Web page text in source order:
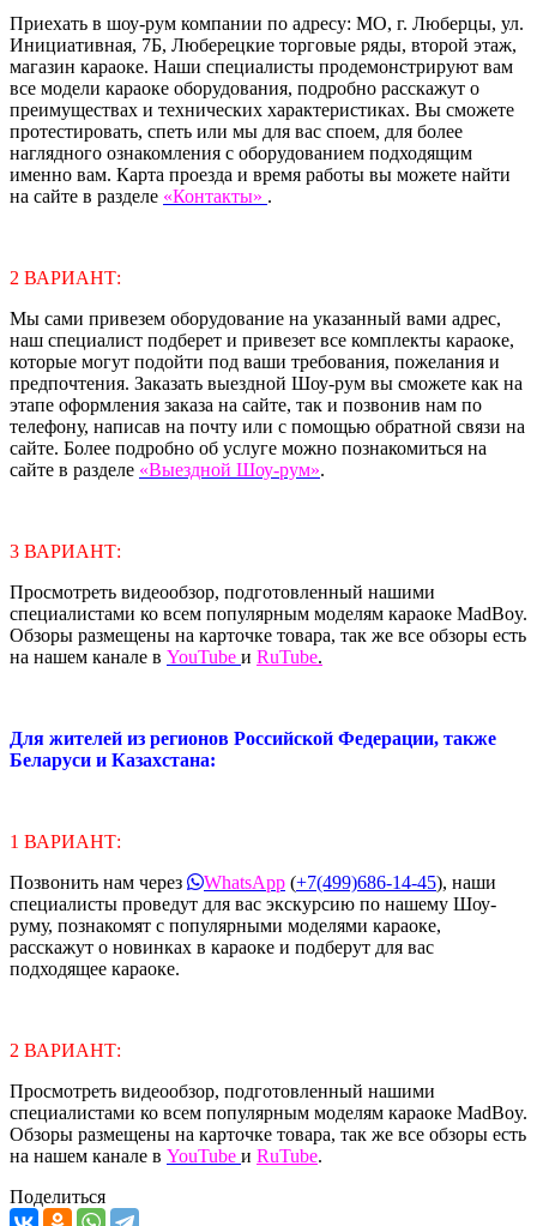
Приехать в шоу-рум компании по адресу: МО, г. Люберцы, ул.
Инициативная, 7Б, Люберецкие торговые ряды, второй этаж,
магазин караоке. Наши специалисты продемонстрируют вам
все модели караоке оборудования, подробно расскажут о
преимуществах и технических характеристиках. Вы сможете
протестировать, спеть или мы для вас споем, для более
наглядного ознакомления с оборудованием подходящим
именно вам. Карта проезда и время работы вы можете найти
на сайте в разделе «Контакты» .
2 ВАРИАНТ:
Мы сами привезем оборудование на указанный вами адрес,
наш специалист подберет и привезет все комплекты караоке,
которые могут подойти под ваши требования, пожелания и
предпочтения. Заказать выездной Шоу-рум вы сможете как на
этапе оформления заказа на сайте, так и позвонив нам по
телефону, написав на почту или с помощью обратной связи на
сайте. Более подробно об услуге можно познакомиться на
сайте в разделе «Выездной Шоу-рум».
3 ВАРИАНТ:
Просмотреть видеообзор, подготовленный нашими
специалистами ко всем популярным моделям караоке MadBoy.
Обзоры размещены на карточке товара, так же все обзоры есть
на нашем канале в YouTube и RuTube.
Для жителей из регионов Российской Федерации, также
Беларуси и Казахстана:
1 ВАРИАНТ:
Позвонить нам через
WhatsApp (+7(499)686-14-45), наши
специалисты проведут для вас экскурсию по нашему Шоу-
руму, познакомят с популярными моделями караоке,
расскажут о новинках в караоке и подберут для вас
подходящее караоке.
2 ВАРИАНТ:
Просмотреть видеообзор, подготовленный нашими
специалистами ко всем популярным моделям караоке MadBoy.
Обзоры размещены на карточке товара, так же все обзоры есть
на нашем канале в YouTube и RuTube.
Поделиться